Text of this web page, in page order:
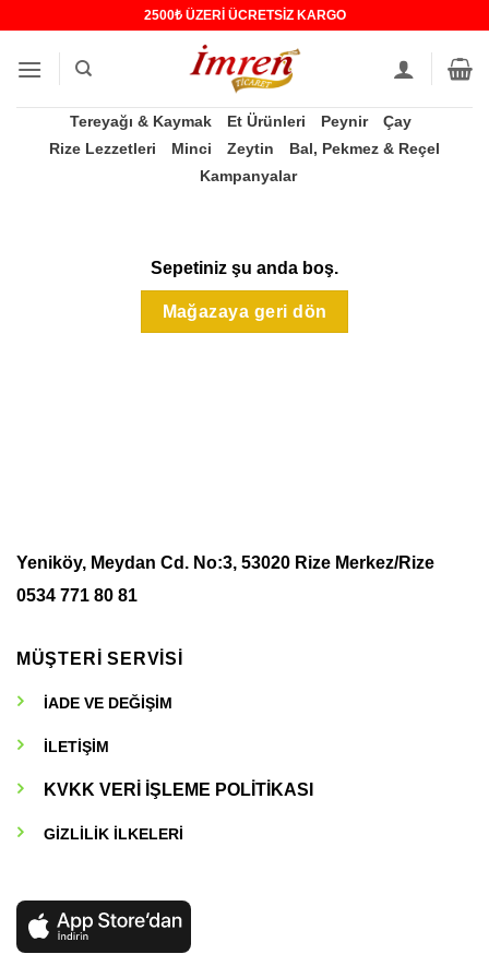
2500₺ ÜZERİ ÜCRETSİZ KARGO
Tereyağı & Kaymak Et Ürünleri Peynir
Çay
Rize Lezzetleri
Minci Zeytin
Bal, Pekmez & Reçel
Kampanyalar
Sepetiniz şu anda boş.
Mağazaya geri dön
Yeniköy, Meydan Cd. No:3, 53020 Rize Merkez/Rize
0534 771 80 81
MÜŞTERİ SERVİSİ
İADE VE DEĞİŞİM
İLETİŞİM
KVKK VERİ İŞLEME POLİTİKASI
GİZLİLİK İLKELERİ